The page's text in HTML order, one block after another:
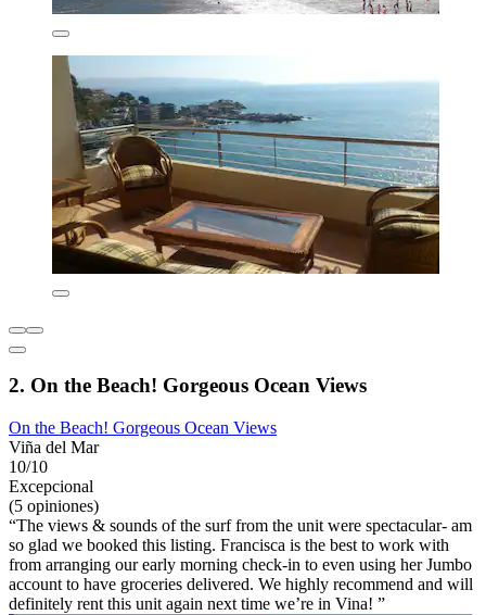
2. On the Beach! Gorgeous Ocean Views
On the Beach! Gorgeous Ocean Views
Viña del Mar
10/10
Excepcional
(5 opiniones)
“The views & sounds of the surf from the unit were spectacular- am
so glad we booked this listing. Francisca is the best to work with
from arranging our early morning check-in to even using her Jumbo
account to have groceries delivered. We highly recommend and will
definitely rent this unit again next time we’re in Vina! ”